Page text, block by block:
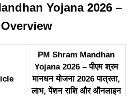
Yojana 2026 –
Overview
PM Shram Mandhan
Yojana 2026 – पीएम श्रम
मानधन योजना 2026 पात्रता,
लाभ, पेंशन राशि और ऑनलाइन